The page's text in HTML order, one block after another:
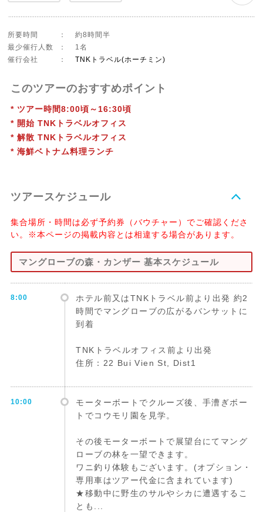
所要時間 ：
約8時間半
最少催行人数
：
1名
催行会社
： TNKトラベル(ホーチミン)
このツアーのおすすめポイント
* ツアー時間8:00頃～16:30頃
* 開始 TNKトラベルオフィス
* 解散 TNKトラベルオフィス
* 海鮮ベトナム料理ランチ
ツアースケジュール
集合場所・時間は必ず予約券（バウチャー）でご確認くださ
い。※本ページの掲載内容とは相違する場合があります。
マングローブの森・カンザー 基本スケジュール
8:00
ホテル前又はTNKトラベル前より出発 約2
時間でマングローブの広がるバンサットに
到着
TNKトラベルオフィス前より出発
住所：22 Bui Vien St, Dist1
10:00
モーターボートでクルーズ後、手漕ぎボー
トでコウモリ園を見学。
その後モーターボートで展望台にてマング
ローブの林を一望できます。
ワニ釣り体験もございます。(オプション・
専用車はツアー代金に含まれています)
★移動中に野生のサルやシカに遭遇するこ
とも...